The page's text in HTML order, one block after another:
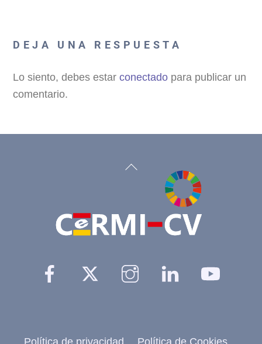
DEJA UNA RESPUESTA
Lo siento, debes estarconectado para publicar un
comentario.
Back
Facebook Twitter Instagram Linkedin
Política de privacidad Política de Cookies